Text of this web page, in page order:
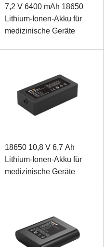
7,2 V 6400 mAh 18650
Lithium-Ionen-Akku für
medizinische Geräte
18650 10,8 V 6,7 Ah
Lithium-Ionen-Akku für
medizinische Geräte